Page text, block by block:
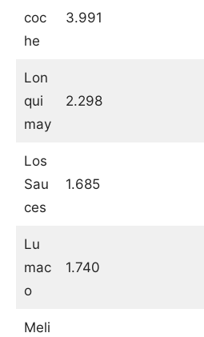
coc
he
3.991
Lon
qui
may
2.298
Los
Sau
ces
1.685
Lu
mac
o
1.740
Meli